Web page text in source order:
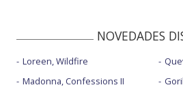
NOVEDADES
Loreen, Wildfire
Madonna, Confessions II